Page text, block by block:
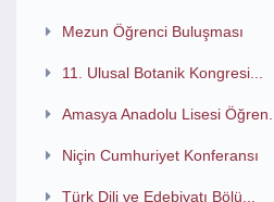
Mezun Öğrenci Buluşması
11. Ulusal Botanik Kongresi...
Amasya Anadolu Lisesi Öğren...
Niçin Cumhuriyet Konferansı
Türk Dili ve Edebiyatı Bölü...